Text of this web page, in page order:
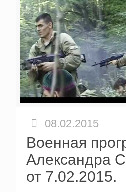
08.02.2015
Военная
Александра
от 7.02.2015.